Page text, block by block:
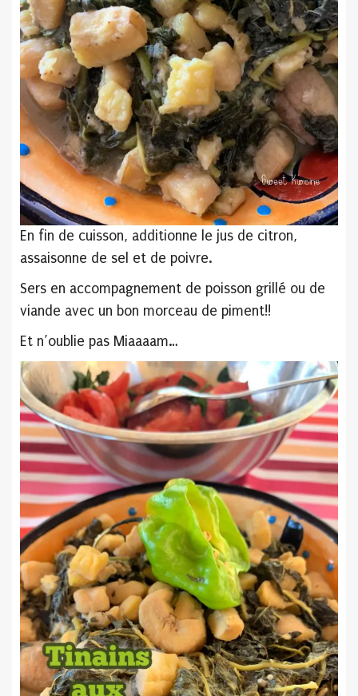
En fin de cuisson, additionne le jus de citron,
assaisonne de sel et de poivre.
Sers en accompagnement de poisson grillé ou de
viande avec un bon morceau de piment!!
Et n’oublie pas Miaaaam…